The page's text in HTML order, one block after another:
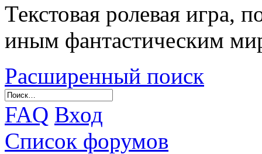
Текстовая ролевая игра,
иным фантастическим
Расширенный поиск
FAQ Вход
Список форумов